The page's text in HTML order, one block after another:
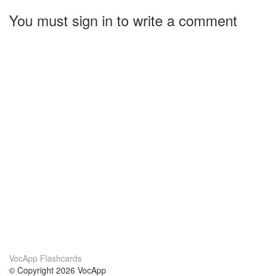
You must sign in to write a comment
VocApp Flashcards
© Copyright 2026 VocApp